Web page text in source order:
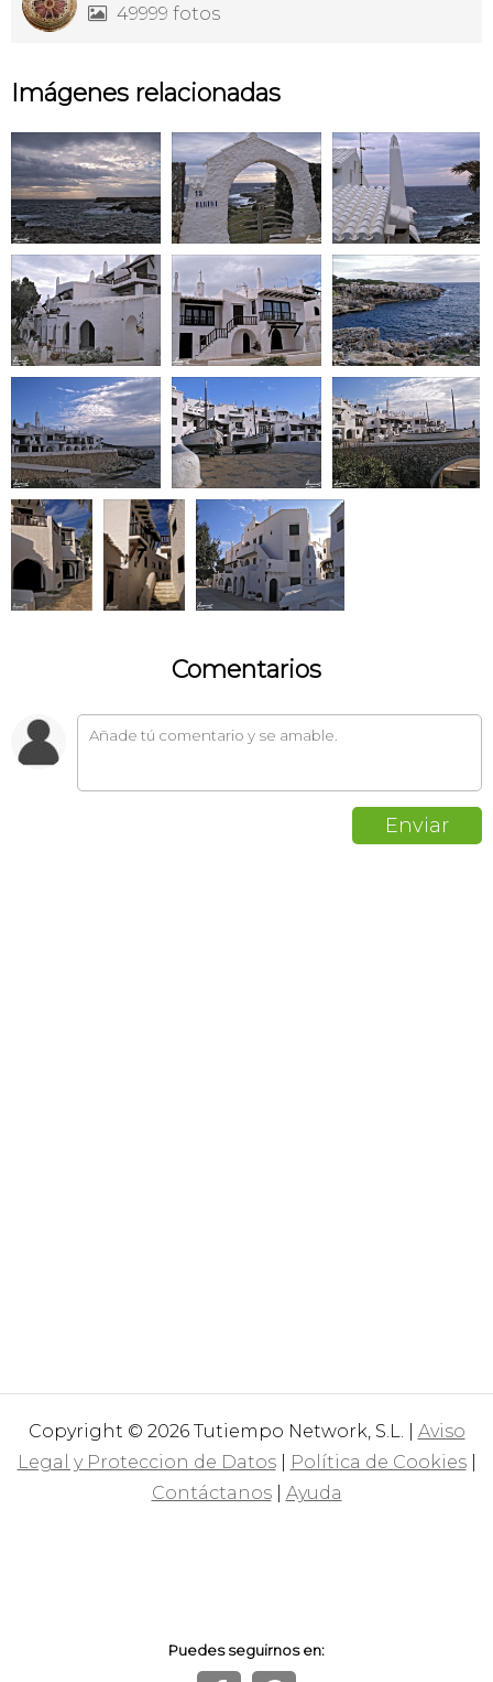
 49999 fotos
Imágenes relacionadas
Comentarios
Copyright © 2026 Tutiempo Network, S.L. | Aviso
Legal y Proteccion de Datos| Política de Cookies|
Contáctanos| Ayuda
Puedes seguirnos en: